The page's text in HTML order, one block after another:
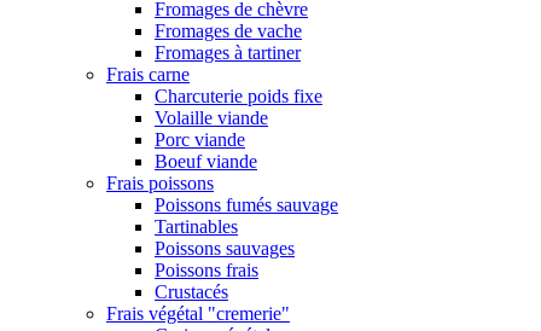
Fromages de chèvre
Fromages de vache
Fromages à tartiner
Frais carne
Charcuterie poids fixe
Volaille viande
Porc viande
Boeuf viande
Frais poissons
Poissons fumés sauvage
Tartinables
Poissons sauvages
Poissons frais
Crustacés
Frais végétal "cremerie"